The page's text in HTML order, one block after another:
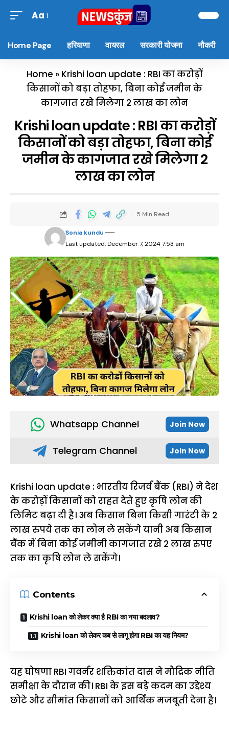
Aa
Home Page हरियाणा वायरल सरकारी योजना नौकरी
Home » Krishi loan update : RBI का करोड़ों
किसानों को बड़ा तोहफा, बिना कोई जमीन के
कागजात रखे मिलेगा 2 लाख का लोन
Krishi loan update : RBI का करोड़ों
किसानों को बड़ा तोहफा, बिना कोई
जमीन के कागजात रखे मिलेगा 2
लाख का लोन
Last updated: December 7, 2024 7:53 am
Sonia kundu
5 Min Read
Whatsapp Channel Join Now
Telegram Channel Join Now
Krishi loan update : भारतीय रिजर्व बैंक (RBI) ने देश
के करोड़ों किसानों को राहत देते हुए कृषि लोन की
लिमिट बढ़ा दी है। अब किसान बिना किसी गारंटी के 2
लाख रुपये तक का लोन ले सकेंगे यानी अब किसान
बैंक में बिना कोई जमीनी कागजात रखे 2 लाख रुपए
तक का कृषि लोन ले सकेंगे।
Contents
Krishi loan को लेकर क्या है RBI का नया बदलाव?
Krishi loan को लेकर कब से लागू होगा RBI का यह नियम?
यह घोषणा RBI गवर्नर शक्तिकांत दास ने मौद्रिक नीति
समीक्षा के दौरान की। RBI के इस बड़े कदम का उद्देश्य
छोटे और सीमांत किसानों को आर्थिक मजबूती देना है।